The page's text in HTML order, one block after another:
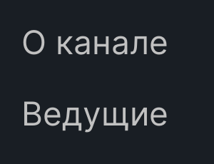
О канале
Ведущие